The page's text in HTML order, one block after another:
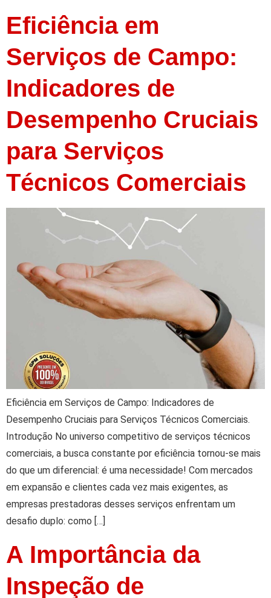
Eficiência em
Serviços de Campo:
Indicadores de
Desempenho Cruciais
para Serviços
Técnicos Comerciais
Eficiência em Serviços de Campo: Indicadores de
Desempenho Cruciais para Serviços Técnicos Comerciais.
Introdução No universo competitivo de serviços técnicos
comerciais, a busca constante por eficiência tornou-se mais
do que um diferencial: é uma necessidade! Com mercados
em expansão e clientes cada vez mais exigentes, as
empresas prestadoras desses serviços enfrentam um
desafio duplo: como […]
A Importância da
Inspeção de